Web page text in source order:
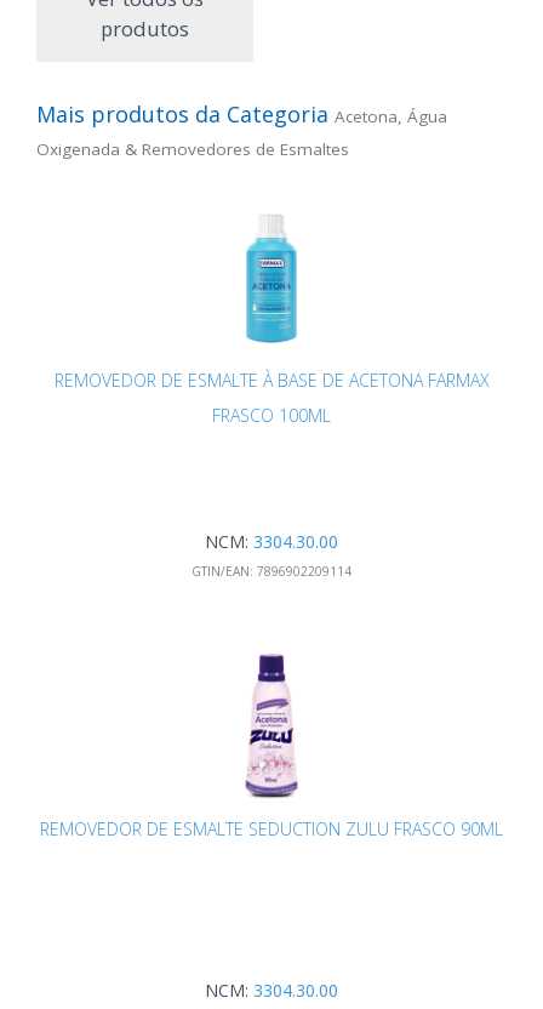
produtos
Mais produtos da Categoria Acetona, Água
Oxigenada & Removedores de Esmaltes
REMOVEDOR DE ESMALTE À BASE DE ACETONA FARMAX
FRASCO 100ML
NCM: 3304.30.00
GTIN/EAN: 7896902209114
REMOVEDOR DE ESMALTE SEDUCTION ZULU FRASCO 90ML
NCM: 3304.30.00